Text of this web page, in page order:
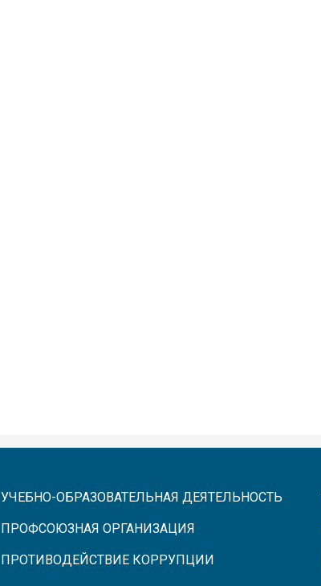
УЧЕБНО-ОБРАЗОВАТЕЛЬНАЯ ДЕЯТЕЛЬНОСТЬ
ПРОФСОЮЗНАЯ ОРГАНИЗАЦИЯ
ПРОТИВОДЕЙСТВИЕ КОРРУПЦИИ